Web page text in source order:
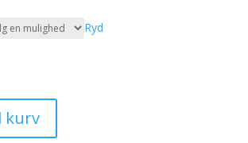
Ryd
kurv